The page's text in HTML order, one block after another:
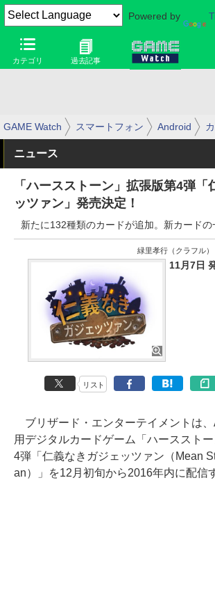
Powered by
カテゴリ 過去記事
GAME Watch スマートフォン Android
ニュース
「ハースストーン」拡張版第4弾「
ッツァン」発売決定！
新たに132種類のカードが追加。新カードの
緑里孝行（クラフル）
11月7日
リスト
ブリザード・エンターテイメントは
用デジタルカードゲーム「ハーススト
4弾「仁義なきガジェッツァン（Mean
an）」を12月初旬から2016年内に配信